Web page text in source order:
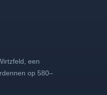
een
op 580–